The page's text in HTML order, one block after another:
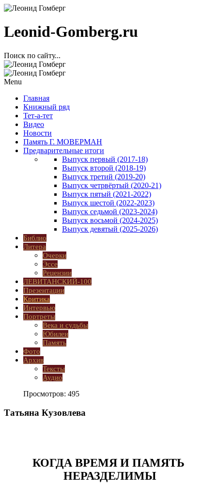
Leonid-Gomberg.ru
Поиск по сайту...
Menu
Главная
Книжный ряд
Тет-а-тет
Видео
Новости
Память Г. МОВЕРМАН
Предварительные итоги
Выпуск первый (2017-18)
Выпуск второй (2018-19)
Выпуск третий (2019-20)
Выпуск четрвёртый (2020-21)
Выпуск пятый (2021-2022)
Выпуск шестой (2022-2023)
Выпуск седьмой (2023-2024)
Выпуск восьмой (2024-2025)
Выпуск девятый (2025-2026)
Библио
Литера
Очерки
Эссе
Рецензии
ЛЕВИТАНСКИЙ-100
Презентации
Критика
Интервью
Портреты
Века и судьбы
Юбилеи
Память
Фото
Архив
Тексты
Аудио
Просмотров: 495
Татьяна Кузовлева
КОГДА ВРЕМЯ И ПАМЯТЬ
НЕРАЗДЕЛИМЫ